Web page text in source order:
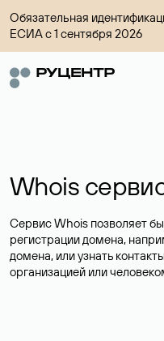
Обязательная
ЕСИА с 1 сентября 2026
Whois
Сервис Whois позволяет
регистрации домена,
домена, или узнать
организацией или